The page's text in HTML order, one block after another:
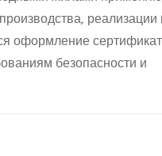
реализации
оформление
безопасности и